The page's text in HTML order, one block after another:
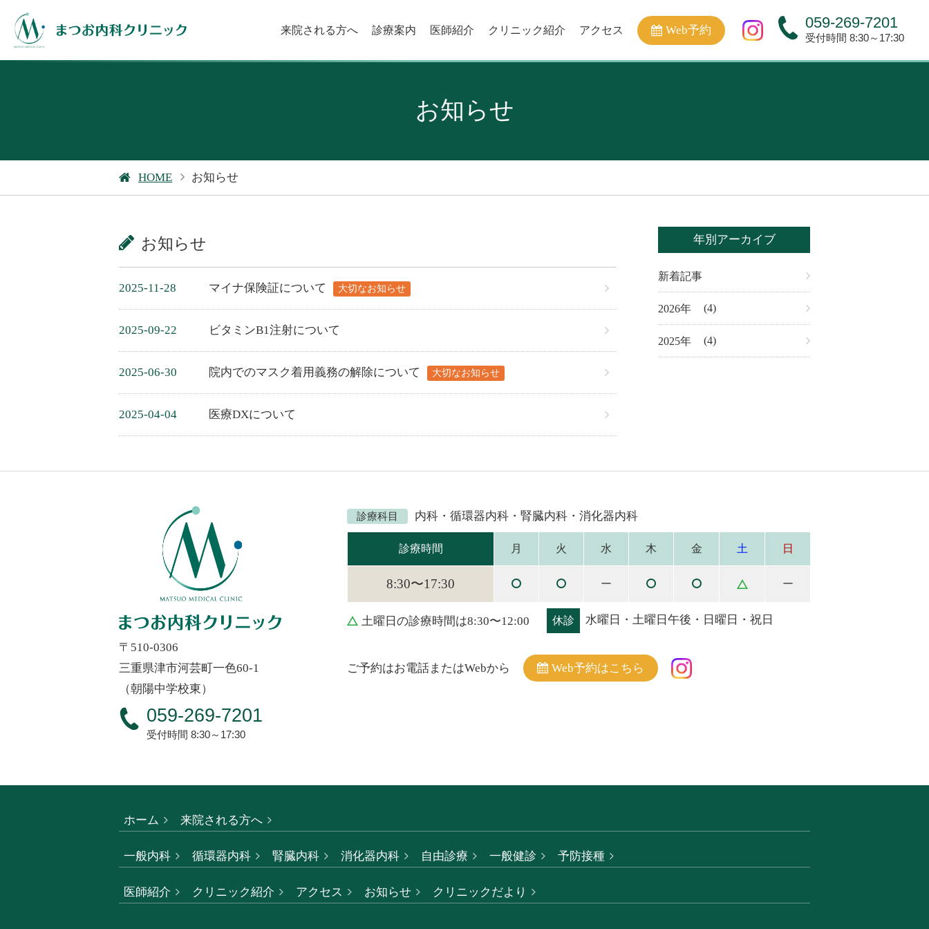
来院される方へ 診療案内 医師紹介 クリニック紹介 アクセス Web予約 059-269-7201
受付時間 8:30～17:30
お知らせ
HOME お知らせ
お知らせ
2025-11-28 マイナ保険証について 大切なお知らせ
2025-09-22 ビタミンB1注射について
2025-06-30 院内でのマスク着用義務の解除について 大切なお知らせ
2025-04-04 医療DXについて
年別アーカイブ
新着記事
2026 (4)
2025 (4)
〒510-0306
三重県津市河芸町一色60-1
（朝陽中学校東）
059-269-7201
受付時間 8:30～17:30
診療科目 内科・循環器内科・腎臓内科・消化器内科
診療時間 月 火 水 木 金 土 日
8:30〜17:30 ー ー
土曜日の診療時間は8:30〜12:00 休診 水曜日・土曜日午後・日曜日・祝日
ご予約はお電話またはWebから Web予約はこちら
ホーム 来院される方へ
一般内科 循環器内科 腎臓内科 消化器内科 自由診療 一般健診 予防接種
医師紹介 クリニック紹介 アクセス お知らせ クリニックだより